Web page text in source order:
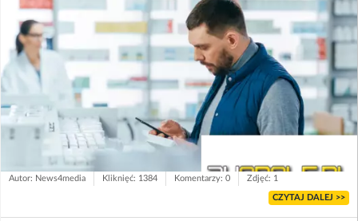
Autor: News4media Kliknięć: 1384 Komentarzy: 0 Zdjęć: 1
CZYTAJ DALEJ >>